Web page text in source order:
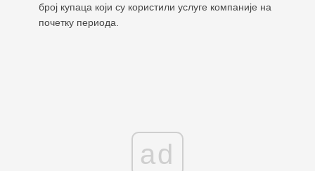
број купаца који су користили услуге компаније на
почетку периода.
ad